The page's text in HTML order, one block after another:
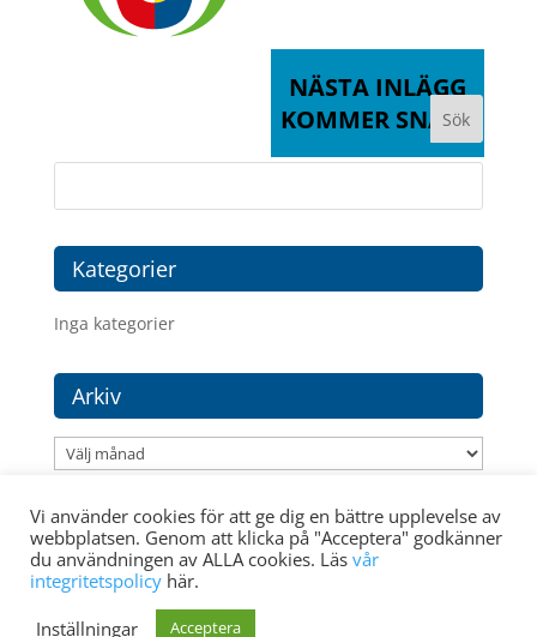
NÄSTA INLÄGG
KOMMER SNART
Kategorier
Inga kategorier
Arkiv
Arkiv
Vi använder cookies för att ge dig en bättre upplevelse av
webbplatsen. Genom att klicka på "Acceptera" godkänner
du användningen av ALLA cookies. Läs vår
integritetspolicy här.
Inställningar
Acceptera